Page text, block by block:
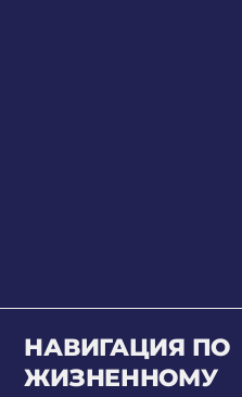
НАВИГАЦИЯ ПО
ЖИЗНЕННОМУ